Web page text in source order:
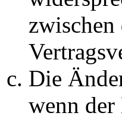
zwischen
Die
wenn